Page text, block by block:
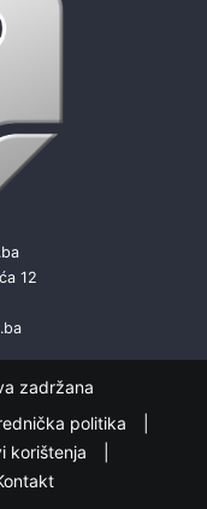
12
zadržana
politika
korištenja